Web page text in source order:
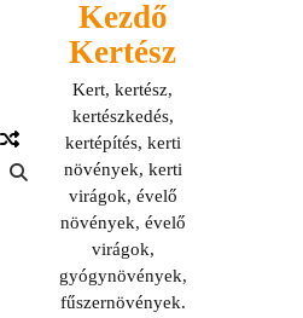
Kezdő
Kertész
Kert, kertész,
kertészkedés,
kertépítés, kerti
növények, kerti
virágok, évelő
növények, évelő
virágok,
gyógynövények,
fűszernövények.